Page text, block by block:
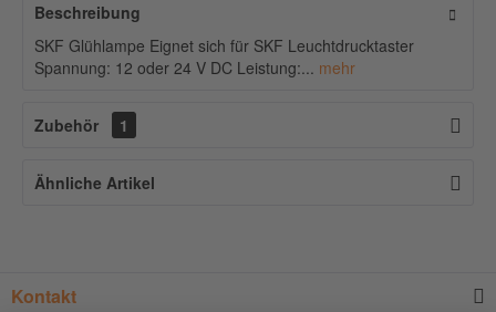
Beschreibung
SKF Glühlampe Eignet sich für SKF Leuchtdrucktaster
Spannung: 12 oder 24 V DC Leistung:... mehr
Zubehör 1
Ähnliche Artikel
Kontakt